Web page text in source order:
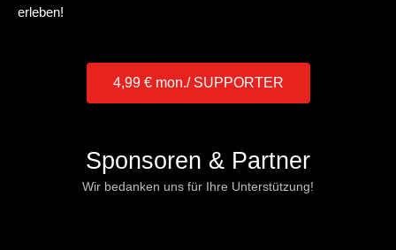
erleben!
4,99 € mon./ SUPPORTER
Sponsoren & Partner
Wir bedanken uns für Ihre Unterstützung!